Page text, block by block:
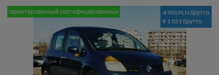
4 900 PLN брутто
€ 1 031 брутто
гарантированный сертифицированных